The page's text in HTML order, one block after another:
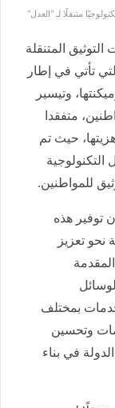
المتنقلة
تأتي في إطار
وتيسير
متفقدا
حيث تم
التكنولوجية
للمواطنين.
توفير هذه
نحو تعزيز
بمختلف
وتحسين
في بناء